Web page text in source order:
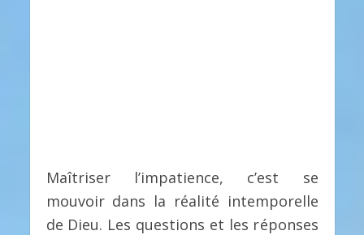
Maîtriser l’impatience, c’est se
mouvoir dans la réalité intemporelle
de Dieu. Les questions et les réponses